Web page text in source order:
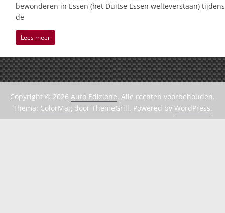
bewonderen in Essen (het Duitse Essen welteverstaan) tijdens
de
Lees meer
Copyright © 2026 Auto Edizione. Alle rechten voorbehouden.
Thema: ColorMag door ThemeGrill. Powered by WordPress.